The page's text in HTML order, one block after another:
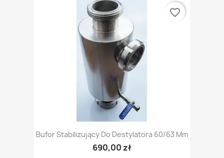
Bufor Stabilizujący Do Destylatora 60/63 Mm
690,00 zł
favorite_border